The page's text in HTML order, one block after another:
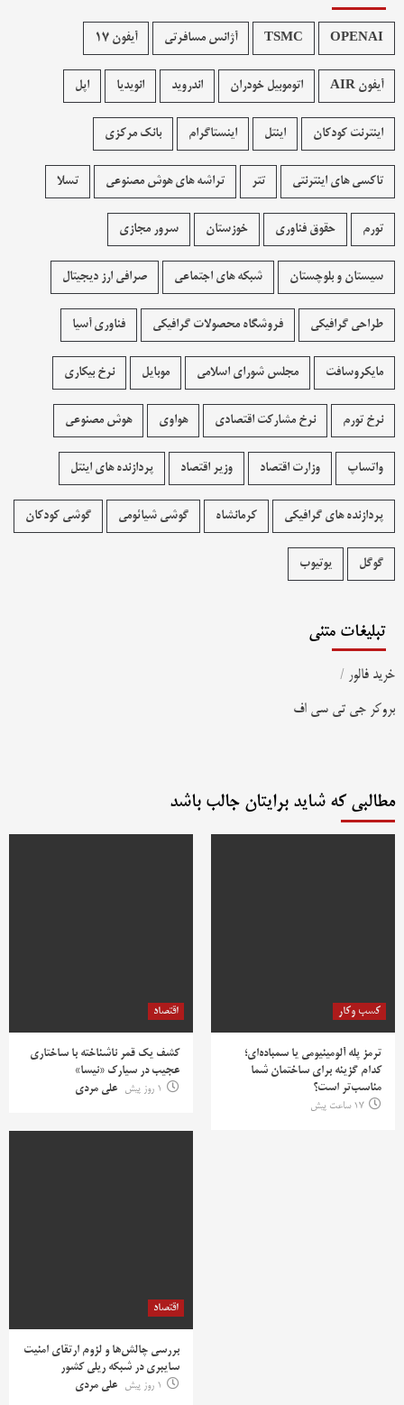
OPENAI
TSMC آژانس مسافرتی آیفون 17
آیفون AIR اتوموبیل خودران اندروید انویدیا اپل
اینترنت کودکان اینتل اینستاگرام بانک مرکزی
تاکسی های اینترنتی تتر تراشه های هوش مصنوعی تسلا
تورم حقوق فناوری خوزستان سرور مجازی
سیستان و بلوچستان شبکه های اجتماعی صرافی ارز دیجیتال
طراحی گرافیکی فروشگاه محصولات گرافيکی فناوری آسیا
مایکروسافت مجلس شورای اسلامی موبایل نرخ بیکاری
نرخ تورم نرخ مشارکت اقتصادی هواوی هوش مصنوعی
واتساپ وزارت اقتصاد وزیر اقتصاد پردازنده های اینتل
پردازنده های گرافیکی کرمانشاه گوشی شیائومی گوشی کودکان
گوگل یوتیوب
تبلیغات متنی
خرید فالور /
بروکر جی تی سی اف
مطالبی که شاید برایتان جالب باشد
کسب وکار
ترمز پله آلومینیومی یا سمباده‌ای؛
کدام گزینه برای ساختمان شما
مناسب‌تر است؟
17 ساعت پیش
اقتصاد
کشف یک قمر ناشناخته با ساختاری
عجیب در سیارک «نیسا»
1 روز پیش
علی مردی
اقتصاد
بررسی چالش‌ها و لزوم ارتقای امنیت
سایبری در شبکه ریلی کشور
1 روز پیش
علی مردی